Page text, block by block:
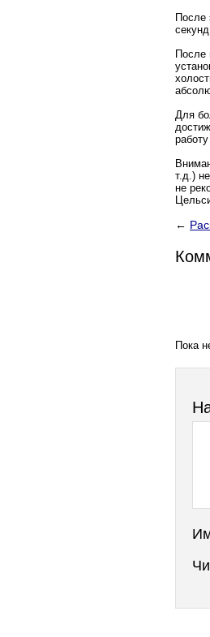
После
После
Для
т.д.)
не
←
Пока